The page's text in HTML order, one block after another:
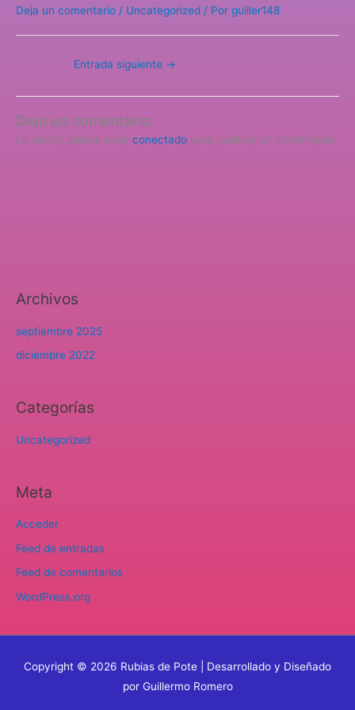
Deja un comentario / Uncategorized / Por guiller148
Entrada siguiente →
Deja un comentario
Lo siento, debes estar conectado para publicar un comentario.
Archivos
septiembre 2025
diciembre 2022
Categorías
Uncategorized
Meta
Acceder
Feed de entradas
Feed de comentarios
WordPress.org
Copyright © 2026 Rubias de Pote | Desarrollado y Diseñado
por Guillermo Romero